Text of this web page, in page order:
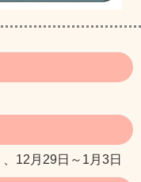
12月29日～1月3日